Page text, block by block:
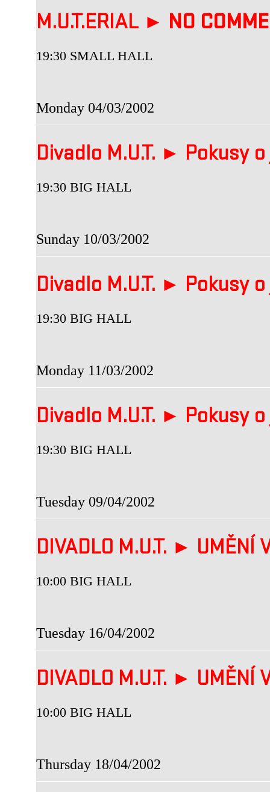
M.U.T.ERIAL ► NO
19:30 SMALL HALL
Monday 04/03/2002
Divadlo M.U.T. ► Pokusy
19:30 BIG HALL
Sunday 10/03/2002
Divadlo M.U.T. ► Pokusy
19:30 BIG HALL
Monday 11/03/2002
Divadlo M.U.T. ► Pokusy
19:30 BIG HALL
Tuesday 09/04/2002
DIVADLO M.U.T. ►
10:00 BIG HALL
Tuesday 16/04/2002
DIVADLO M.U.T. ►
10:00 BIG HALL
Thursday 18/04/2002